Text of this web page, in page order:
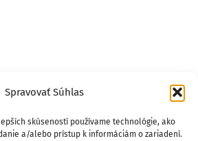
Spravovať Súhlas
skúseností používame technológie, ako
a/alebo prístup k informáciám o zariadení.